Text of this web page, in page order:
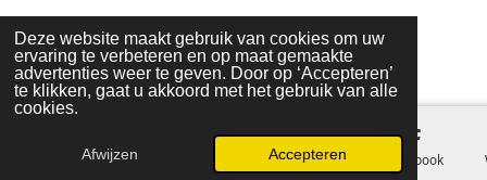
Deze website maakt gebruik van cookies om uw
ervaring te verbeteren en op maat gemaakte
advertenties weer te geven. Door op ‘Accepteren’
te klikken, gaat u akkoord met het gebruik van alle
cookies.
Afwijzen Accepteren
E-mailadres Kaart Facebook